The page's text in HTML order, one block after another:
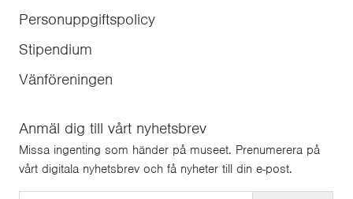
Personuppgiftspolicy
Stipendium
Vänföreningen
Anmäl dig till vårt nyhetsbrev
Missa ingenting som händer på museet. Prenumerera på
vårt digitala nyhetsbrev och få nyheter till din e-post.